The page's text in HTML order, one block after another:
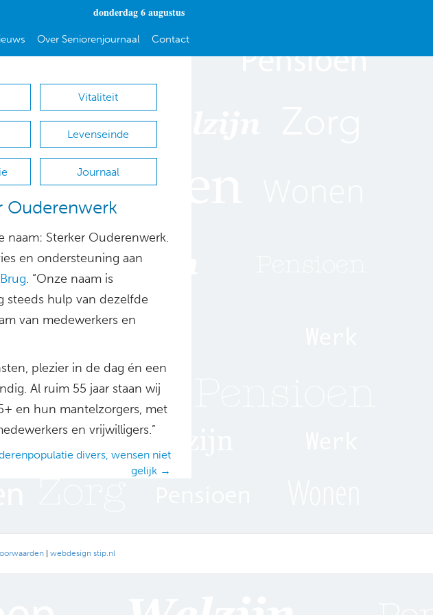
donderdag 6 augustus
Over Seniorenjournaal Contact
Vitaliteit
Levenseinde
Journaal
Ouderenwerk
naam: Sterker Ouderenwerk.
en ondersteuning aan
. “Onze naam is
steeds hulp van dezelfde
van medewerkers en
plezier in de dag én een
Al ruim 55 jaar staan wij
en hun mantelzorgers, met
en vrijwilligers.”
divers, wensen niet
gelijk →
| webdesign stip.nl